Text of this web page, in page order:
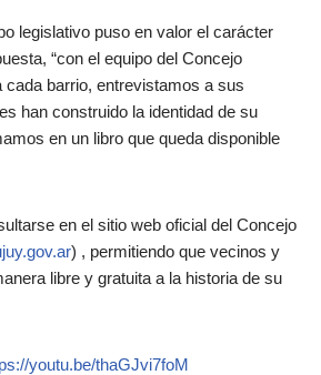
legislativo puso en valor el carácter
“con el equipo del Concejo
cada barrio, entrevistamos a sus
han construido la identidad de su
en un libro que queda disponible
en el sitio web oficial del Concejo
) , permitiendo que vecinos y
libre y gratuita a la historia de su
youtu.be/thaGJvi7foM